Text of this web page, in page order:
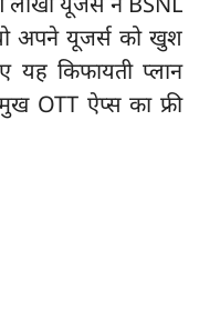
लाखों यूजर्स ने BSNL
अपने यूजर्स को खुश
किफायती प्लान
OTT ऐप्स का फ्री